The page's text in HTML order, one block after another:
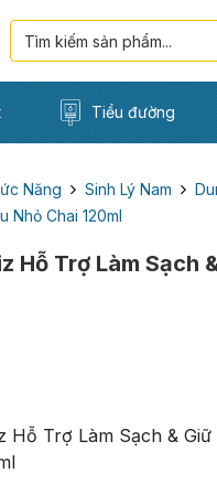
Tiểu đường
Năng Sinh Lý Nam
Nhỏ Chai 120ml
Hỗ Trợ Làm Sạch
Hỗ Trợ Làm Sạch & Giữ